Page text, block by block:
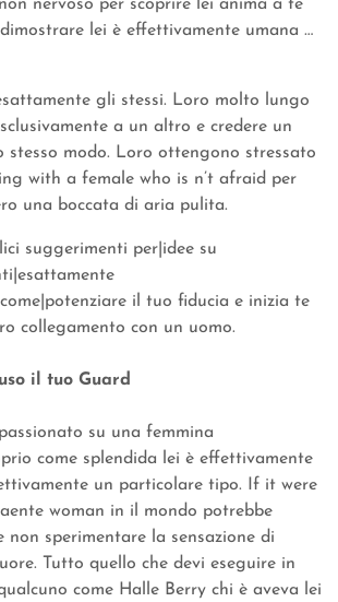
nervoso per scoprire lei anima a te
lei è effettivamente umana …
gli stessi. Loro molto lungo
a un altro e credere un
stesso modo. Loro ottengono stressato
with a female who is n’t afraid per
una boccata di aria pulita.
suggerimenti per|idee su
il tuo fiducia e inizia te
collegamento con un uomo.
il tuo Guard
su una femmina
come splendida lei è effettivamente
un particolare tipo. If it were
woman in il mondo potrebbe
non sperimentare la sensazione di
Tutto quello che devi eseguire in
come Halle Berry chi è aveva lei